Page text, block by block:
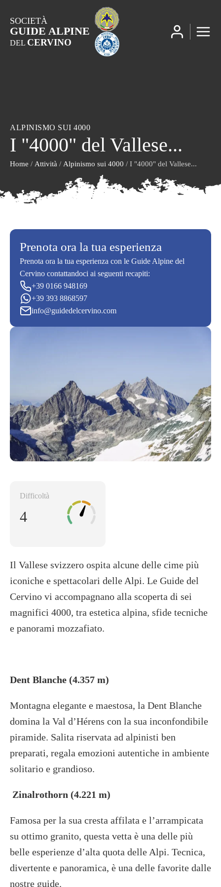
SOCIETÀ
GUIDE ALPINE
DEL CERVINO
ALPINISMO SUI 4000
I "4000" del Vallese...
Home / Attività / Alpinismo sui 4000 / I "4000" del Vallese...
Difficoltà
4
Il Vallese svizzero ospita alcune delle cime più
iconiche e spettacolari delle Alpi. Le Guide del
Cervino vi accompagnano alla scoperta di sei
magnifici 4000, tra estetica alpina, sfide tecniche
e panorami mozzafiato.
Dent Blanche (4.357 m)
Montagna elegante e maestosa, la Dent Blanche
domina la Val d’Hérens con la sua inconfondibile
piramide. Salita riservata ad alpinisti ben
preparati, regala emozioni autentiche in ambiente
solitario e grandioso.
Zinalrothorn (4.221 m)
Famosa per la sua cresta affilata e l’arrampicata
su ottimo granito, questa vetta è una delle più
belle esperienze d’alta quota delle Alpi. Tecnica,
divertente e panoramica, è una delle favorite dalle
nostre guide.
Prenota ora la tua esperienza
Prenota ora la tua esperienza con le Guide Alpine del
Cervino contattandoci ai seguenti recapiti:
+39 0166 948169
+39 393 8868597
info@guidedelcervino.com